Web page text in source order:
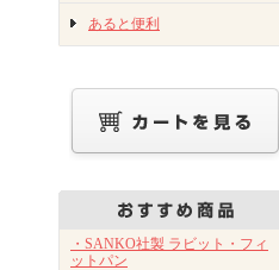
あると便利
・SANKO社製 ラビット・フィ
ットパン